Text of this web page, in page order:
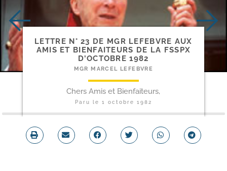
LETTRE N° 23 DE MGR LEFEBVRE AUX
AMIS ET BIENFAITEURS DE LA FSSPX
D’OCTOBRE 1982
MGR MARCEL LEFEBVRE
Chers Amis et Bienfaiteurs,
Paru le 1 octobre 1982